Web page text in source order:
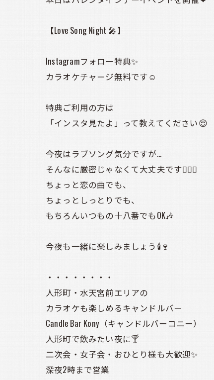
【Love Song Night 🎤】
Instagramフォロー特典✨
カラオケチャージ無料です☺️
特典ご利用の方は
「インスタ見たよ」って教えてください😌
今夜はラブソング気分ですが…
そんなに厳密じゃなくて大丈夫です🙆‍♀️✨
ちょっと恋の曲でも、
ちょっとしっとりでも、
もちろんいつもの十八番でもOK🎶
今夜も一緒に楽しみましょう🕯️🍷
・・・・・・・・
人形町・水天宮前エリアの
カラオケも楽しめるキャンドルバー
Candle Bar Kony（キャンドルバーコニー）
人形町で飲みたい夜に🍸
二次会・女子会・おひとり様も大歓迎✨
深夜2時まで営業